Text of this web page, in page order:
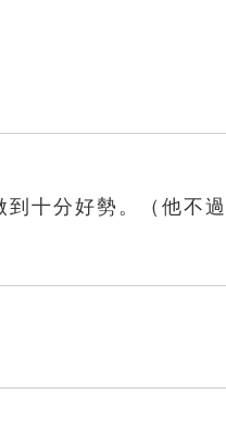
十分好勢。（他不過